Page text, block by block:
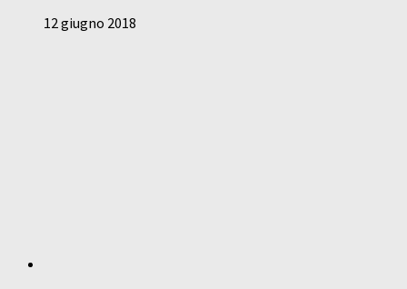
12 giugno 2018